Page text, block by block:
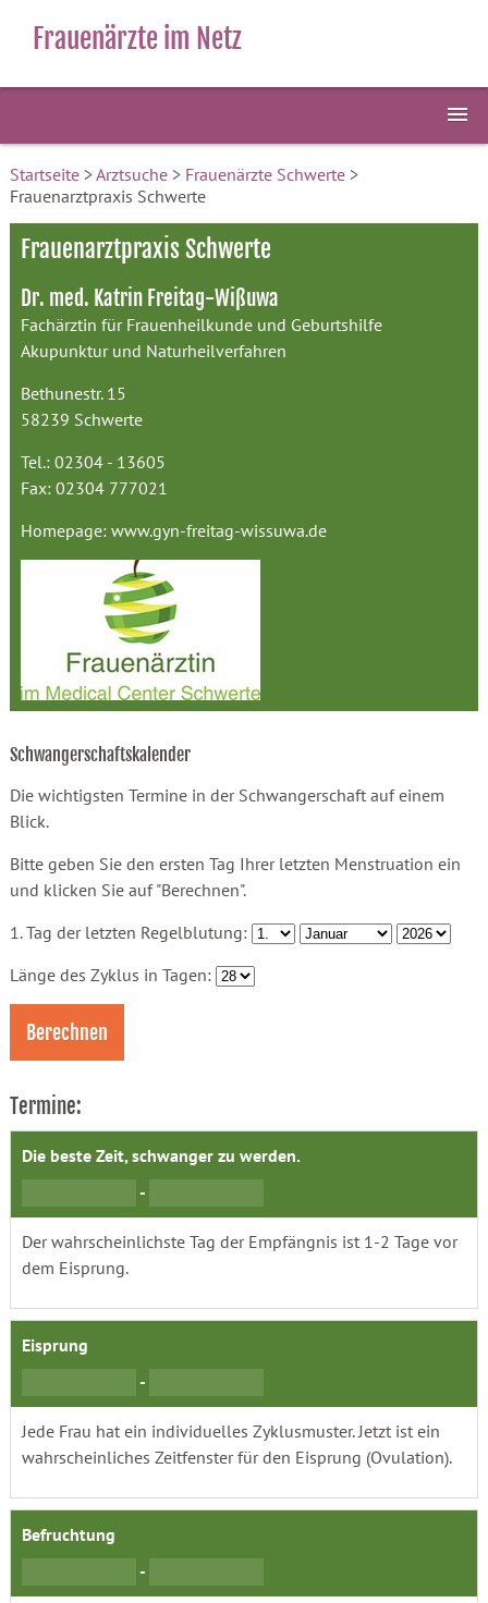
Frauenärzte im Netz
Startseite>Arztsuche> Frauenärzte Schwerte>
Frauenarztpraxis Schwerte
Frauenarztpraxis Schwerte
Dr. med. Katrin Freitag-Wißuwa
Fachärztin für Frauenheilkunde und Geburtshilfe
Akupunktur und Naturheilverfahren
Bethunestr. 15
58239 Schwerte
Tel.: 02304 - 13605
Fax: 02304 777021
Homepage: www.gyn-freitag-wissuwa.de
Schwangerschaftskalender
Die wichtigsten Termine in der Schwangerschaft auf einem
Blick.
Bitte geben Sie den ersten Tag Ihrer letzten Menstruation ein
und klicken Sie auf "Berechnen".
1. Tag der letzten Regelblutung:
Länge des Zyklus in Tagen:
Termine:
Die beste Zeit, schwanger zu werden.
-
Der wahrscheinlichste Tag der Empfängnis ist 1-2 Tage vor
dem Eisprung.
Eisprung
-
Jede Frau hat ein individuelles Zyklusmuster. Jetzt ist ein
wahrscheinliches Zeitfenster für den Eisprung (Ovulation).
Befruchtung
-